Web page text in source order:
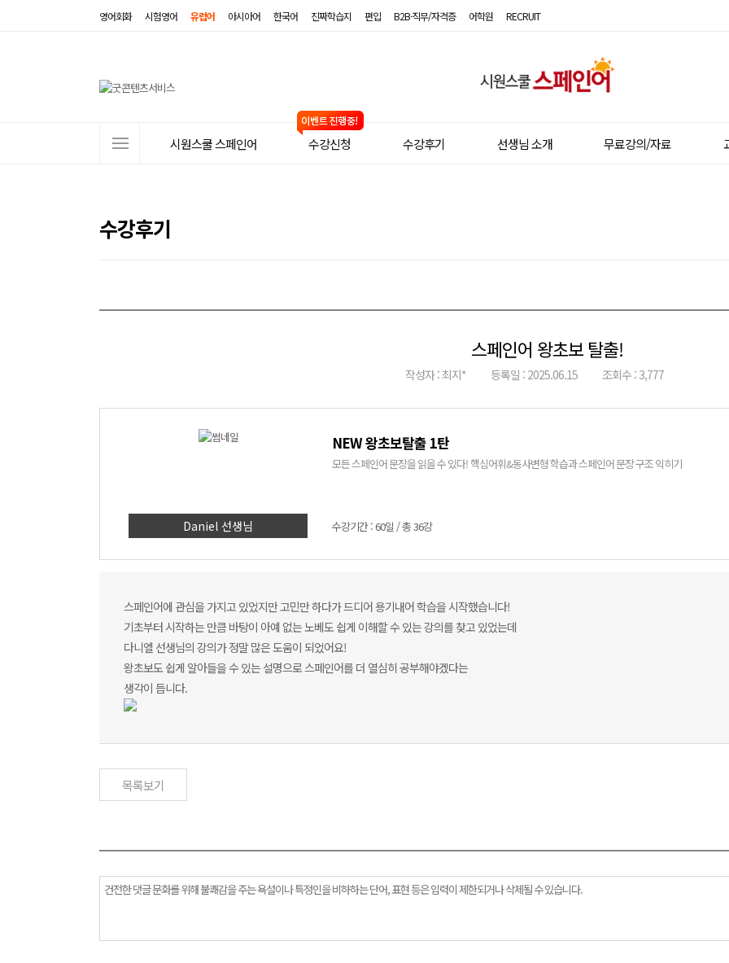
영어회화 시험영어 유럽어 아시아어 한국어 진짜학습지 편입 B2B·직무/자격증 어학원 RECRUIT
뉴
시원스쿨 스페인어 수강신청 수강후기 선생님 소개 무료강의/자료
수강후기
스페인어 왕초보 탈출!
작성자 : 최지* 등록일 : 2025.06.15 조회수 : 3,777
Daniel 선생님
NEW 왕초보탈출 1탄
모든 스페인어 문장을 읽을 수 있다! 핵심어휘&동사변형 학습과 스페인어 문장 구조 익히기
수강기간 : 60일 / 총 36강
스페인어에 관심을 가지고 있었지만 고민만 하다가 드디어 용기내어 학습을 시작했습니다!
기초부터 시작하는 만큼 바탕이 아예 없는 노베도 쉽게 이해할 수 있는 강의를 찾고 있었는데
다니엘 선생님의 강의가 정말 많은 도움이 되었어요!
왕초보도 쉽게 알아들을 수 있는 설명으로 스페인어를 더 열심히 공부해야겠다는
생각이 듭니다.
목록보기